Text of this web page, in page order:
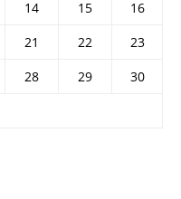
14 15
16
21 22
23
28 29
30